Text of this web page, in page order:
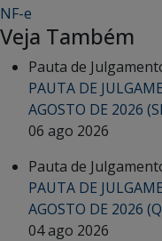
NF-e
Veja Também
Pauta de
PAUTA DE
AGOSTO DE 2026
06 ago 2026
Pauta de
PAUTA DE
AGOSTO DE 2026
04 ago 2026